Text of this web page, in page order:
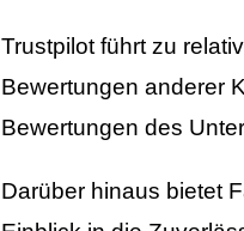
Trustpilot führt zu
Bewertungen anderer
Bewertungen des
Darüber hinaus bietet